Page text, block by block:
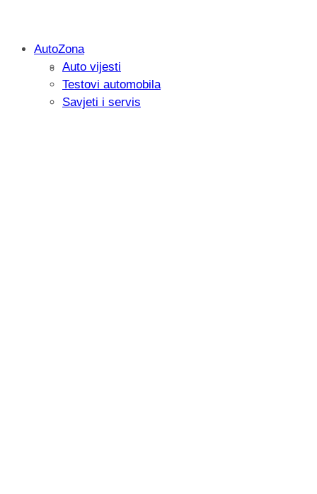
Savjetujemo: Što učiniti kada vaš
AutoZona
Auto vijesti
Testovi automobila
Savjeti i servis